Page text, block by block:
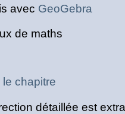
avec GeoGebra
chapitre
détaillée est